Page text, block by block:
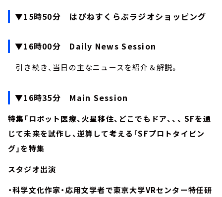
▼15時50分 はぴねすくらぶラジオショッピング
▼16時00分 Daily News Session
引き続き、当日の主なニュースを紹介＆解説。
▼16時35分 Main Session
特集「ロボット医療、火星移住、どこでもドア、、、 SFを通
じて未来を試作し、逆算して考える「SFプロトタイピン
グ」を特集
スタジオ出演
・科学文化作家・応用文学者で東京大学VRセンター特任研